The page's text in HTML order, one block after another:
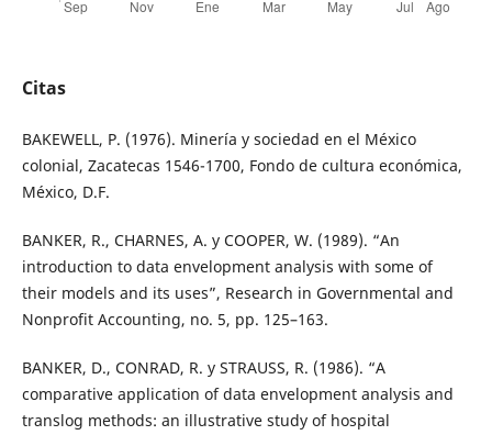
Citas
BAKEWELL, P. (1976). Minería y sociedad en el México
colonial, Zacatecas 1546-1700, Fondo de cultura económica,
México, D.F.
BANKER, R., CHARNES, A. y COOPER, W. (1989). “An
introduction to data envelopment analysis with some of
their models and its uses”, Research in Governmental and
Nonprofit Accounting, no. 5, pp. 125–163.
BANKER, D., CONRAD, R. y STRAUSS, R. (1986). “A
comparative application of data envelopment analysis and
translog methods: an illustrative study of hospital